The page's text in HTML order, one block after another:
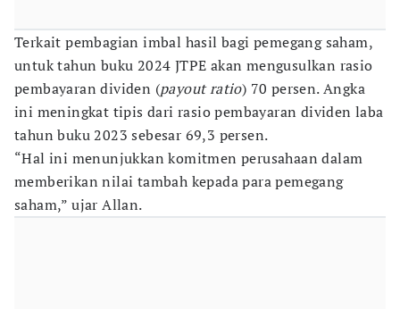
Terkait pembagian imbal hasil bagi pemegang saham,
untuk tahun buku 2024 JTPE akan mengusulkan rasio
pembayaran dividen (payout ratio) 70 persen. Angka
ini meningkat tipis dari rasio pembayaran dividen laba
tahun buku 2023 sebesar 69,3 persen.
“Hal ini menunjukkan komitmen perusahaan dalam
memberikan nilai tambah kepada para pemegang
saham,” ujar Allan.